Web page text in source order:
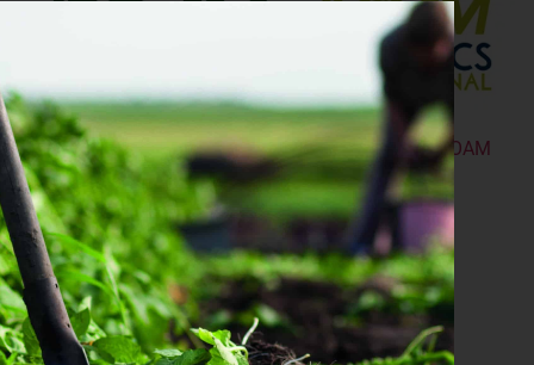
La FNAB est membre d’IFOAM Organics EuropeetIFOAM
Organics International.
Le réseau FNAB
vous accompagne